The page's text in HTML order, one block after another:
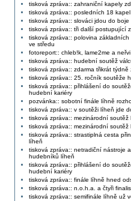
tisková zpráva:: zahraniční kapely
tisková zpráva:: posledních 18
tisková zpráva:: slováci jdou do boje
tisková zpráva:: tři další postupující
tisková zpráva:: polovina
ve středu
fotoreport:: chleb!k, lame2me a
tisková zpráva:: hudební soutěž
tisková zpráva:: zdarma třikrát
tisková zpráva:: 25. ročník soutěže
tisková zpráva:: přihlášení do
hudební kariéry
pozvánka:: sobotní finále líhně
tisková zpráva:: v soutěži líheň jde
tisková zpráva:: mezinárodní
tisková zpráva:: mezinárodní
tisková zpráva:: strastiplná cesta
líheň
tisková zpráva:: netradiční nástroje
hudebníků líheň
tisková zpráva:: přihlášení do
hudební kariéry
tisková zpráva:: finále líhně hned
tisková zpráva:: n.o.h.a. a čtyři
tisková zpráva:: semifinále líhně už